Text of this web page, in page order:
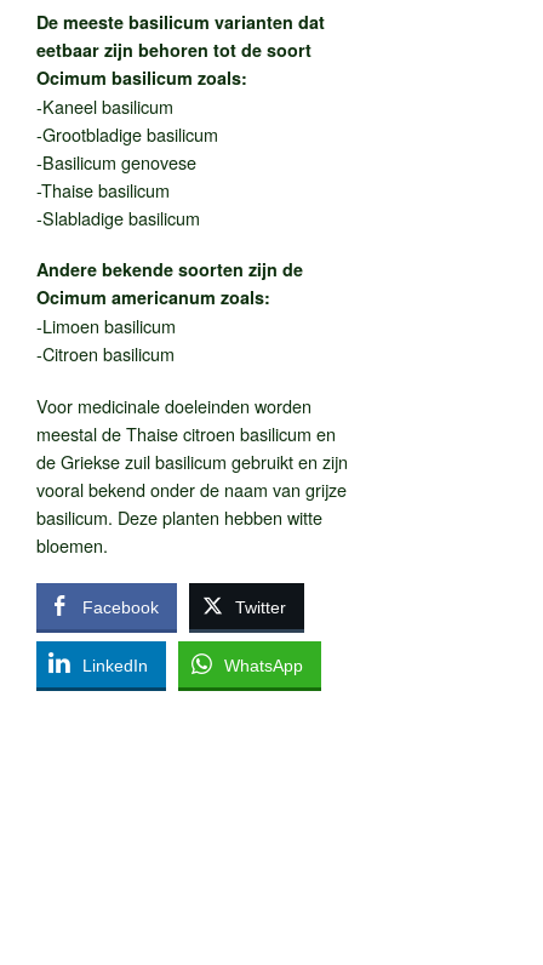
De meeste basilicum varianten dat
eetbaar zijn behoren tot de soort
Ocimum basilicum zoals:
-Kaneel basilicum
-Grootbladige basilicum
-Basilicum genovese
-Thaise basilicum
-Slabladige basilicum
Andere bekende soorten zijn de
Ocimum americanum zoals:
-Limoen basilicum
-Citroen basilicum
Voor medicinale doeleinden worden
meestal de Thaise citroen basilicum en
de Griekse zuil basilicum gebruikt en zijn
vooral bekend onder de naam van grijze
basilicum. Deze planten hebben witte
bloemen.
Facebook Twitter
LinkedIn WhatsApp